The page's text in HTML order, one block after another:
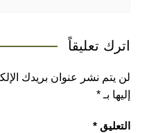
اترك تعليقاً
لن يتم نشر عنوان بريدك
إليها بـ *
التعليق *